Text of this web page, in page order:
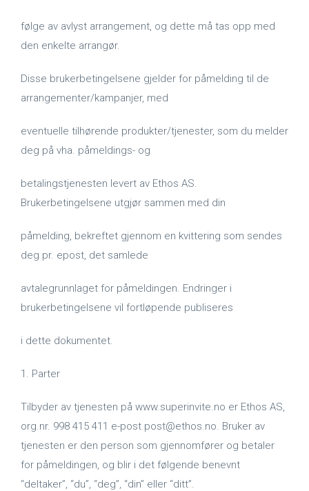
følge av avlyst arrangement, og dette må tas opp med
den enkelte arrangør.
Disse brukerbetingelsene gjelder for påmelding til de
arrangementer/kampanjer, med
eventuelle tilhørende produkter/tjenester, som du melder
deg på vha. påmeldings- og
betalingstjenesten levert av Ethos AS.
Brukerbetingelsene utgjør sammen med din
påmelding, bekreftet gjennom en kvittering som sendes
deg pr. epost, det samlede
avtalegrunnlaget for påmeldingen. Endringer i
brukerbetingelsene vil fortløpende publiseres
i dette dokumentet.
1. Parter
Tilbyder av tjenesten på www.superinvite.no er Ethos AS,
org.nr. 998 415 411 e-post post@ethos.no. Bruker av
tjenesten er den person som gjennomfører og betaler
for påmeldingen, og blir i det følgende benevnt
“deltaker”, “du”, “deg”, “din” eller “ditt”.